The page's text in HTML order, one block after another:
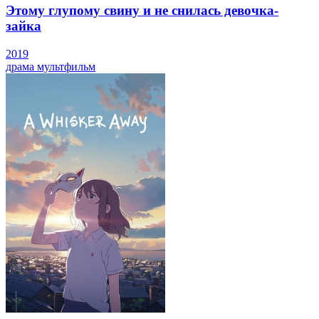
Этому глупому свину и не снилась девочка-
зайка
2019
драма мультфильм